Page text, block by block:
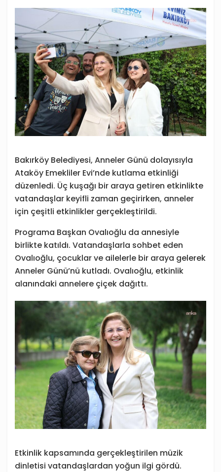
Bakırköy Belediyesi, Anneler Günü dolayısıyla
Ataköy Emekliler Evi’nde kutlama etkinliği
düzenledi. Üç kuşağı bir araya getiren etkinlikte
vatandaşlar keyifli zaman geçirirken, anneler
için çeşitli etkinlikler gerçekleştirildi.
Programa Başkan Ovalıoğlu da annesiyle
birlikte katıldı. Vatandaşlarla sohbet eden
Ovalıoğlu, çocuklar ve ailelerle bir araya gelerek
Anneler Günü’nü kutladı. Ovalıoğlu, etkinlik
alanındaki annelere çiçek dağıttı.
Etkinlik kapsamında gerçekleştirilen müzik
dinletisi vatandaşlardan yoğun ilgi gördü.